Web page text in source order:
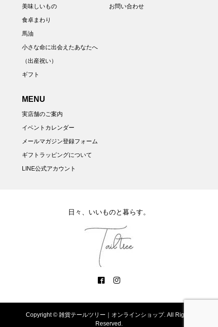
美味しいもの
食卓まわり
馬油
小さな命に出会えたあなたへ
（出産祝い）
ギフト
お問い合わせ
MENU
実店舗のご案内
イベントカレンダー
メールマガジン登録フォーム
ギフトラッピングについて
LINE公式アカウント
日々、いいものと暮らす。
Copyright © 雑貨テールツリー｜オンラインショップ. All Rights
Reserved.